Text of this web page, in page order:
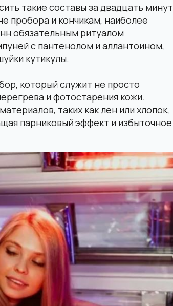
такие составы за двадцать минут
пробора и кончикам, наиболее
обязательным ритуалом
с пантенолом и аллантоином,
кутикулы.
который служит не просто
и фотостарения кожи.
таких как лен или хлопок,
парниковый эффект и избыточное